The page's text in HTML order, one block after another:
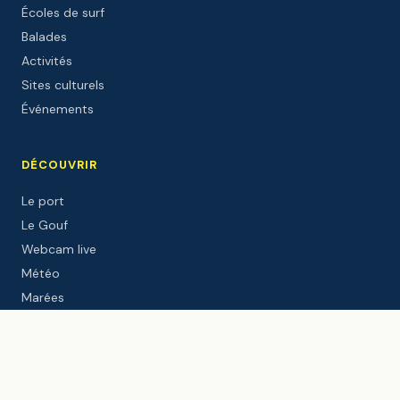
Écoles de surf
Balades
Activités
Sites culturels
Événements
DÉCOUVRIR
Le port
Le Gouf
Webcam live
Météo
Marées